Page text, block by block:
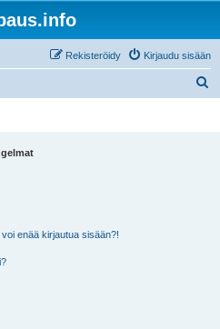
Kirjaudu sisään
Rekisteröidy
enää kirjautua sisään?!